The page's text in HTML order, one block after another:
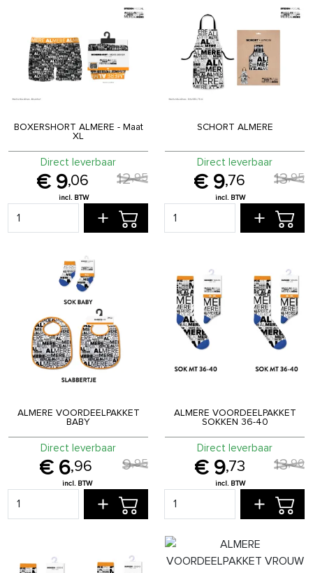
BOXERSHORT ALMERE - Maat
XL
9,06 12,95
Direct leverbaar
SCHORT ALMERE
9,76 13,95
Direct leverbaar
ALMERE VOORDEELPAKKET
BABY
6,96 9,95
Direct leverbaar
ALMERE VOORDEELPAKKET
SOKKEN 36-40
9,73 13,90
Direct leverbaar